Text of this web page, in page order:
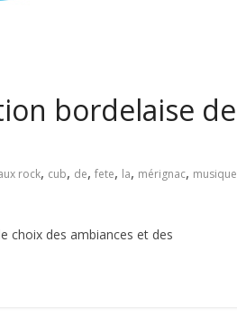
bordelaise de
rock, cub, de, fete, la, mérignac, musique
choix des ambiances et des